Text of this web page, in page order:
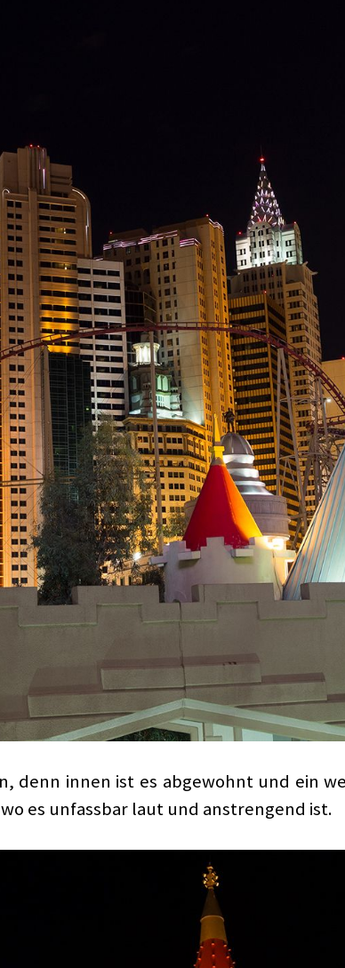
denn innen ist es abgewohnt und ein
es unfassbar laut und anstrengend ist.